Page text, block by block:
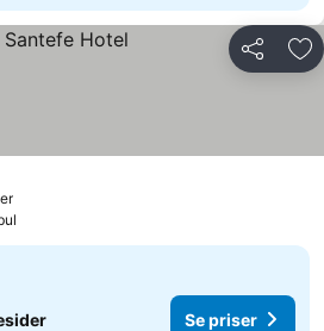
Del
Se priser
Se priser